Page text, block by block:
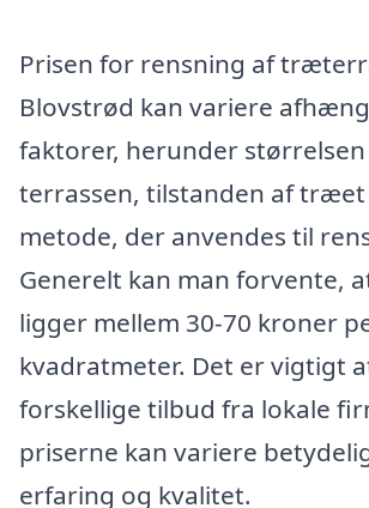
Prisen for rensning af
Blovstrød kan variere
faktorer, herunder størrelsen
terrassen, tilstanden af træet
metode, der anvendes til
Generelt kan man forvente,
ligger mellem 30-70 kroner
kvadratmeter. Det er vigtigt
forskellige tilbud fra lokale
priserne kan variere
erfaring og kvalitet.